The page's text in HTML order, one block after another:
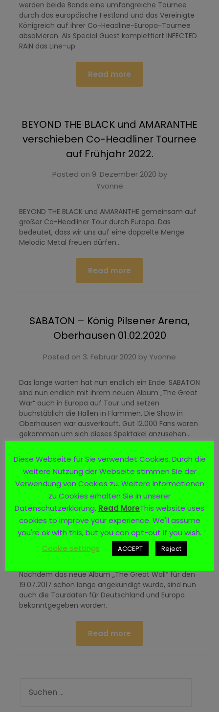
werden beide Bands eine umfangreiche Tournee
durch das europäische Festland und das Vereinigte
Königreich auf ihrer Co-Headline-Europa-Tournee
absolvieren. Als Special Guest komplettiert INFECTED
RAIN das Line-up.
Read more
BEYOND THE BLACK und AMARANTHE
verschieben Co-Headliner Tournee
auf Frühjahr 2022.
Posted on 9. Dezember 2020 by
Yvonne
BEYOND THE BLACK und AMARANTHE gemeinsam auf
großer Co-Headliner Tour durch Europa. Das
bedeutet, dass wir uns auf eine doppelte Menge
Melodic Metal freuen dürfen…
Read more
SABATON – König Pilsener Arena,
Oberhausen 01.02.2020
Posted on 3. Februar 2020 byYvonne
Das lange warten hat nun endlich ein Ende: SABATON
sind nun endlich mit ihrem neuen Album „The Great
War“ auch in Europa auf Tour und setzen
buchstäblich die Hallen in Flammen. Die Show in
Oberhausen war ausverkauft. Gut 12.000 Fans waren
gekommen um sich dieses Spektakel anzusehen…
Read more
SABATON auf großer Europatour
2020
Posted on30. Juni 2019by Yvonne
Nachdem das neue Album „The Great Wall“ für den
19.07.2017 schon lange angekündigt wurde, sind nun
auch die Tourdaten für Deutschland und Europa
bekanntgegeben worden.
Read more
Diese Webseite für Sie verwendet Cookies. Durch die
weitere Nutzung der Webseite stimmen Sie der
Verwendung von Cookies zu. Weitere Informationen
zu Cookies erhalten Sie in unserer
Datenschutzerklärung. Read MoreThis website uses
cookies to improve your experience. We'll assume
you're ok with this, but you can opt-out if you wish.
Cookie settings
ACCEPT Reject